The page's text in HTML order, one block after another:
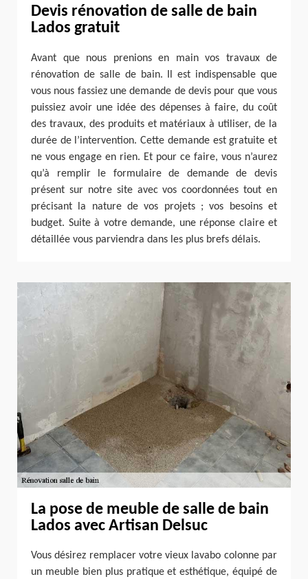
Devis rénovation de salle de bain
Lados gratuit
Avant que nous prenions en main vos travaux de
rénovation de salle de bain. Il est indispensable que
vous nous fassiez une demande de devis pour que vous
puissiez avoir une idée des dépenses à faire, du coût
des travaux, des produits et matériaux à utiliser, de la
durée de l’intervention. Cette demande est gratuite et
ne vous engage en rien. Et pour ce faire, vous n’aurez
qu’à remplir le formulaire de demande de devis
présent sur notre site avec vos coordonnées tout en
précisant la nature de vos projets ; vos besoins et
budget. Suite à votre demande, une réponse claire et
détaillée vous parviendra dans les plus brefs délais.
La pose de meuble de salle de bain
Lados avec Artisan Delsuc
Vous désirez remplacer votre vieux lavabo colonne par
un meuble bien plus pratique et esthétique, équipé de